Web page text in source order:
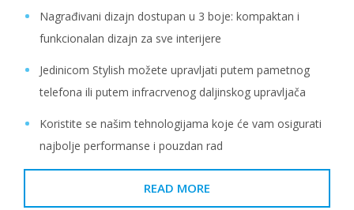
Nagrađivani dizajn dostupan u 3 boje: kompaktan i
funkcionalan dizajn za sve interijere
Jedinicom Stylish možete upravljati putem pametnog
telefona ili putem infracrvenog daljinskog upravljača
Koristite se našim tehnologijama koje će vam osigurati
najbolje performanse i pouzdan rad
READ MORE